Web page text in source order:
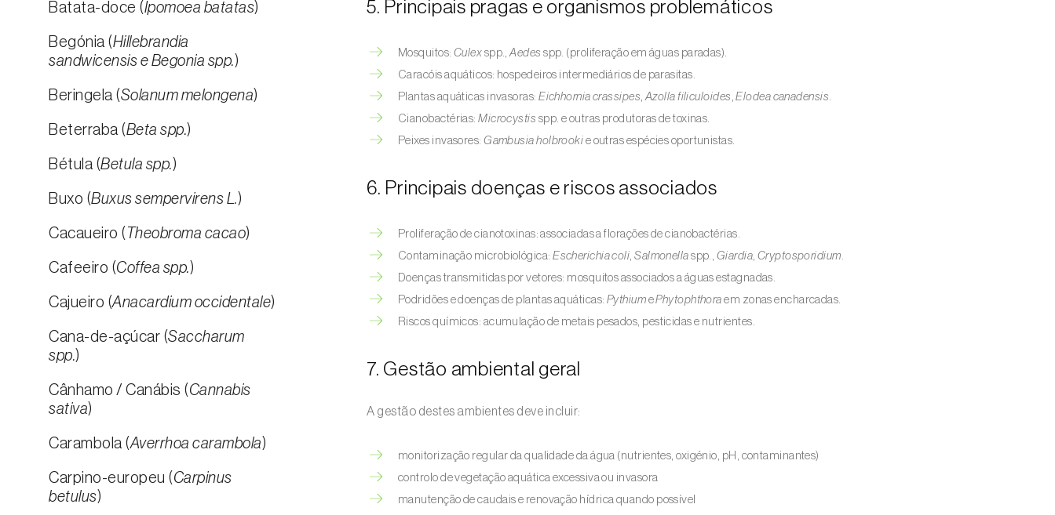
Batata-doce (Ipomoea batatas)
Begónia (Hillebrandia
sandwicensis e Begonia spp.)
Beringela (Solanum melongena)
Beterraba (Beta spp.)
Bétula (Betula spp.)
Buxo (Buxus sempervirens L.)
Cacaueiro ( Theobroma cacao)
Cafeeiro (Coffea spp.)
Cajueiro (Anacardium occidentale)
Cana-de-açúcar (Saccharum
spp.)
Cânhamo / Canábis (Cannabis
sativa)
Carambola (Averrhoa carambola)
Carpino-europeu (Carpinus
betulus)
5. Principais pragas e organismos problemáticos
Mosquitos: Culex spp.,Aedes spp. (proliferação em águas paradas).
Caracóis aquáticos: hospedeiros intermediários de parasitas.
Plantas aquáticas invasoras:Eichhornia crassipes Azolla filiculoides ,Elodea canadensis
Cianobactérias:Microcystis spp. e outras produtoras de toxinas.
Peixes invasores:Gambusia holbrooki e outras espécies oportunistas.
6. Principais doenças e riscos associados
Proliferação de cianotoxinas: associadas a florações de cianobactérias.
Contaminação microbiológica:Escherichia coli ,Salmonella spp., Giardia, Cryptosporidium
Doenças transmitidas por vetores: mosquitos associados a águas estagnadas.
Podridões e doenças de plantas aquáticas: Pythium ePhytophthora em zonas encharcadas.
Riscos químicos: acumulação de metais pesados, pesticidas e nutrientes.
7. Gestão ambiental geral
A gestão destes ambientes deve incluir:
monitorização regular da qualidade da água (nutrientes, oxigénio, pH, contaminantes)
controlo de vegetação aquática excessiva ou invasora
manutenção de caudais e renovação hídrica quando possível